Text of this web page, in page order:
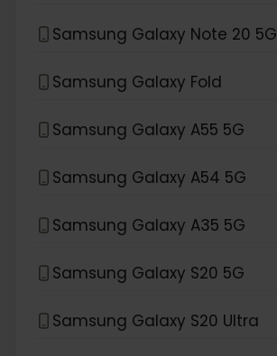
Samsung Galaxy Note 20 5G
Samsung Galaxy Fold
Samsung Galaxy A55 5G
Samsung Galaxy A54 5G
Samsung Galaxy A35 5G
Samsung Galaxy S20 5G
Samsung Galaxy S20 Ultra